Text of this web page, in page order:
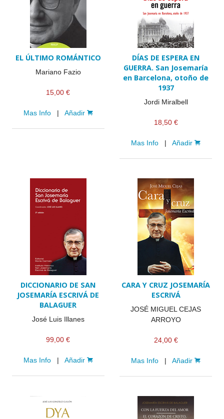
EL ÚLTIMO ROMÁNTICO
Mariano Fazio
15,00 €
Mas Info| Añadir
DÍAS DE ESPERA EN
GUERRA. San Josemaría
en Barcelona, otoño de
1937
Jordi Miralbell
18,50 €
Mas Info |Añadir
DICCIONARIO DE SAN
JOSEMARÍA ESCRIVÁ DE
BALAGUER
José Luis Illanes
99,00 €
Mas Info| Añadir
CARA Y CRUZ JOSEMARÍA
ESCRIVÁ
JOSÉ MIGUEL CEJAS
ARROYO
24,00 €
Mas Info |Añadir